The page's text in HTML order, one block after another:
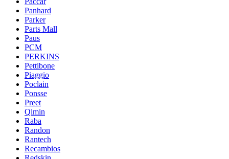
Panhard
Parker
Parts Mall
Paus
PCM
PERKINS
Pettibone
Piaggio
Poclain
Ponsse
Preet
Qimin
Raba
Randon
Rantech
Recambios